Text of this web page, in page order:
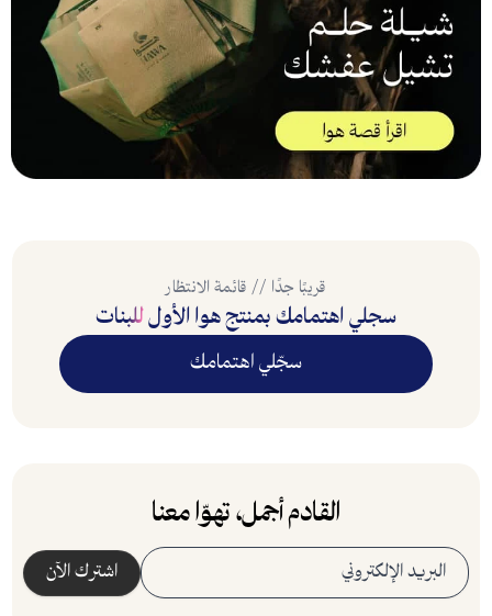
قريبًا جدًا // قائمة الانتظار
سجلي اهتمامك بمنتج هوا الأولللبنات
سجّلي اهتمامك
القادم أجمل، تهوّا معنا
البريد الإلكتروني
اشترك الآن